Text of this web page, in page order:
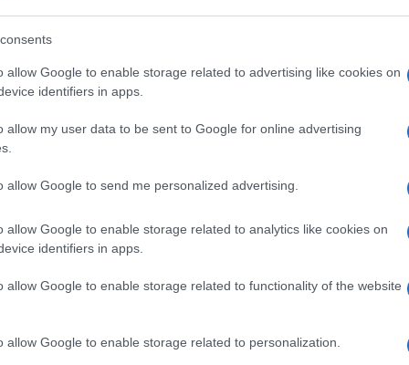
allow Google to enable storage related to advertising like cookies on
identifiers in apps.
allow my user data to be sent to Google for online advertising
allow Google to send me personalized advertising.
allow Google to enable storage related to analytics like cookies on
identifiers in apps.
allow Google to enable storage related to functionality of the website
allow Google to enable storage related to personalization.
autorità
alberi abbattuti, strade bloccate e danni alle
dispiegate in tutta la città per rimuovere detriti e
di danni ingenti, ma è ancora troppo presto per
locali sono unite nello sforzo di riportare la